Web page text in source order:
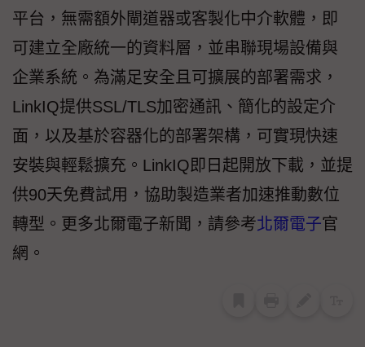
平台，無需額外閘道器或客製化中介軟體，即
可建立全廠統一的資料層，並串聯現場設備與
企業系統。為滿足安全且可擴展的部署需求，
LinkIQ提供SSL/TLS加密通訊、簡化的設定介
面，以及基於容器化的部署架構，可實現快速
安裝與輕鬆擴充。LinkIQ即日起開放下載，並提
供90天免費試用，協助製造業者加速推動數位
轉型。更多北爾電子新聞，請參考北爾電子官
網。